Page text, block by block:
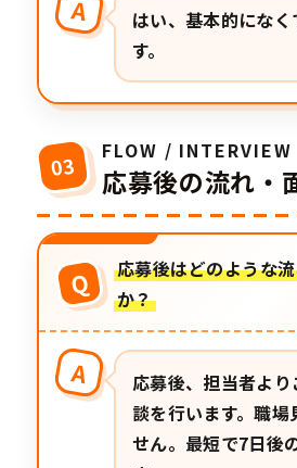
A
はい、基本的になく
す。
03
FLOW / INTERVIEW
応募後の流れ・
Q
応募後はどのような
か？
A
応募後、担当者よ
談を行います。職場
せん。最短で7日後